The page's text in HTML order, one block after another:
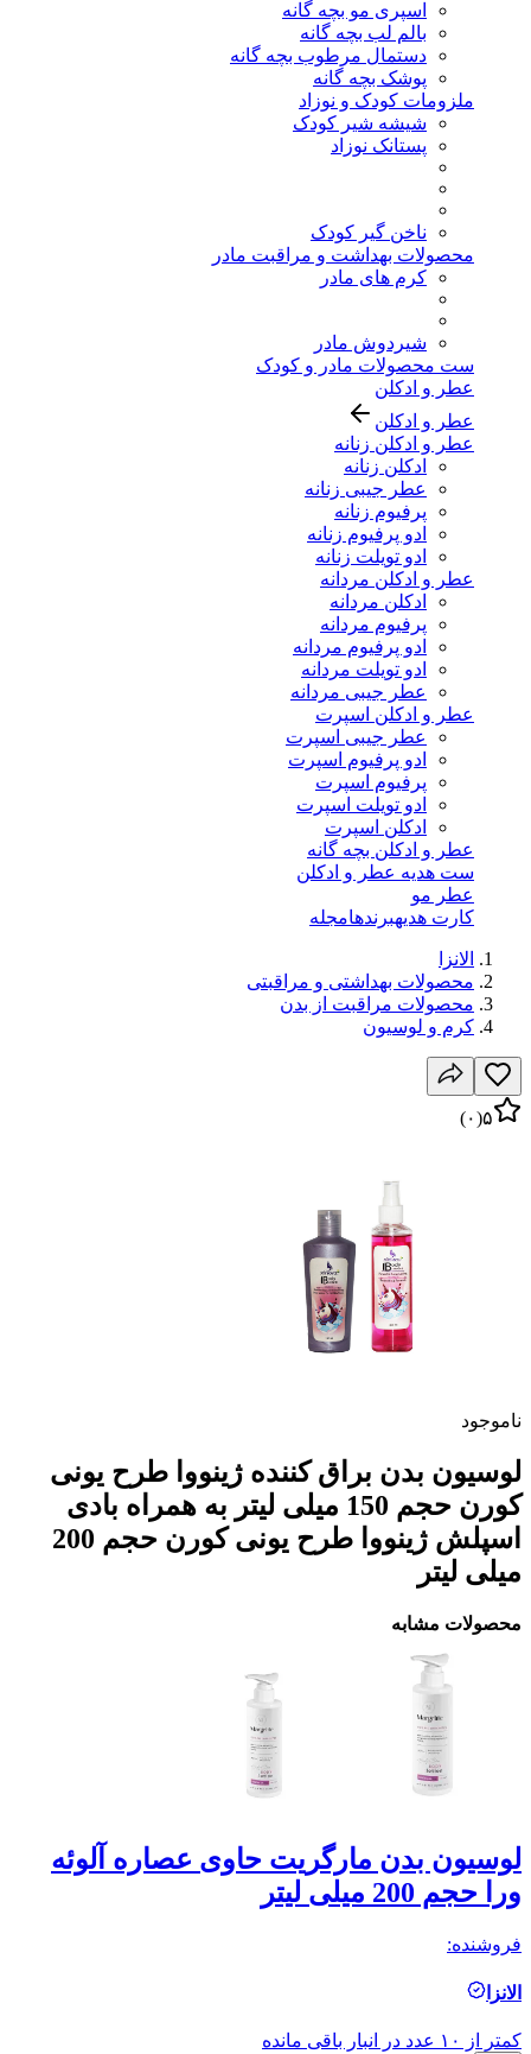
اسپری مو بچه گانه
بالم لب بچه گانه
دستمال مرطوب بچه گانه
پوشک بچه گانه
ملزومات کودک و نوزاد
شیشه شیر کودک
پستانک نوزاد
ناخن گیر کودک
محصولات بهداشت و مراقبت مادر
کرم های مادر
شیردوش مادر
ست محصولات مادر و کودک
عطر و ادکلن
عطر و ادکلن
عطر و ادکلن زنانه
ادکلن زنانه
عطر جیبی زنانه
پرفیوم زنانه
ادو پرفیوم زنانه
ادو تویلت زنانه
عطر و ادکلن مردانه
ادکلن مردانه
پرفیوم مردانه
ادو پرفیوم مردانه
ادو تویلت مردانه
عطر جیبی مردانه
عطر و ادکلن اسپرت
عطر جیبی اسپرت
ادو پرفیوم اسپرت
پرفیوم اسپرت
ادو تویلت اسپرت
ادکلن اسپرت
عطر و ادکلن بچه گانه
ست هدیه عطر و ادکلن
عطر مو
کارت هدیهبرندهامجله
الانزا
محصولات بهداشتی و مراقبتی
محصولات مراقبت از بدن
کرم و لوسیون
۵(۰)
ناموجود
لوسیون بدن براق کننده ژینووا طرح یونی
کورن حجم 150 میلی لیتر به همراه بادی
اسپلش ژینووا طرح یونی کورن حجم 200
میلی لیتر
محصولات مشابه
لوسیون بدن مارگریت حاوی عصاره آلوئه
ورا حجم 200 میلی لیتر
فروشنده:
الانزا
کمتر از ۱۰ عدد در انبار باقی مانده